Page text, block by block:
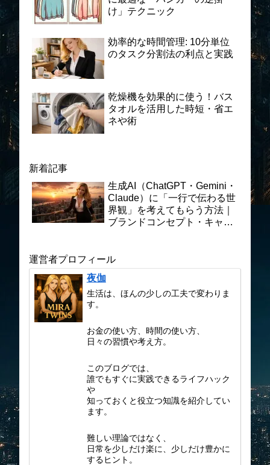
け」テクニック
効率的な時間管理: 10分単位
のタスク分割法の利点と実践
乾燥機を効果的に使う！バス
タオルを活用した時短・省エ
ネや術
新着記事
生成AI（ChatGPT・Gemini・
Claude）に「一行で伝わる世
界観」を考えてもらう方法｜
ブランドコンセプト・キャッ
運営者プロフィール
夜伽
生活は、ほんの少しの工夫で変わりま
す。
お金の使い方、時間の使い方、
日々の習慣や考え方。
このブログでは、
誰でもすぐに実践できるライフハック
や
知っておくと役立つ知識を紹介してい
ます。
難しい理論ではなく、
日常を少しだけ楽に、少しだけ豊かに
するヒント。